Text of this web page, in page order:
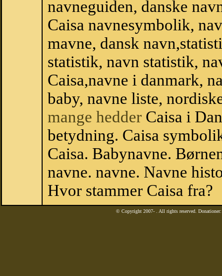
navneguiden, danske
Caisa navnesymbolik,
mavne, dansk
statistik, navn statistik,
Caisa,navne i danmark,
baby, navne liste,
mange hedder Caisa i
betydning. Caisa
Caisa. Babynavne.
navne. navne. Navne
Hvor stammer Caisa fra?
© Copyright 2007- . All rights reserved.